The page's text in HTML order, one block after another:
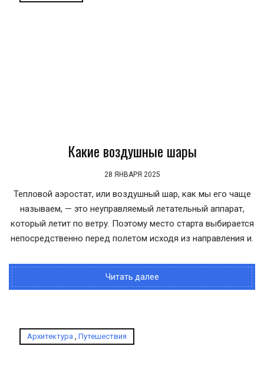
Какие воздушные шары
28 ЯНВАРЯ 2025
Тепловой аэростат, или воздушный шар, как мы его чаще
называем, — это неуправляемый летательный аппарат,
который летит по ветру. Поэтому место старта выбирается
непосредственно перед полетом исходя из направления и.
Читать далее
Архитектура Путешествия